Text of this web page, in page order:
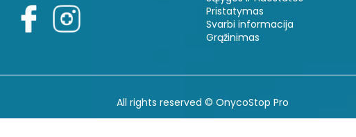
Pristatymas
Svarbi informacija
Grąžinimas
All rights reserved © OnycoStop Pro